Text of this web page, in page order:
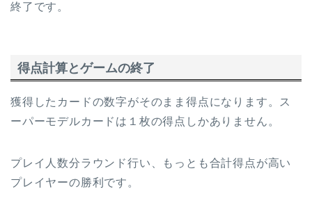
終了です。
得点計算とゲームの終了
獲得したカードの数字がそのまま得点になります。ス
ーパーモデルカードは１枚の得点しかありません。
プレイ人数分ラウンド行い、もっとも合計得点が高い
プレイヤーの勝利です。